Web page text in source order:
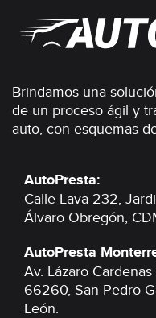
Brindamos una
de un proceso ágil y
auto, con esquemas
AutoPresta:
Calle Lava 232,
Álvaro Obregón,
AutoPresta
Av. Lázaro
66260, San Pedro
León.